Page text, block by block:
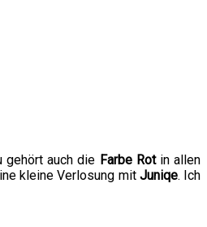
gehört auch die Farbe Rotin allen
kleine Verlosung mit Juniqe. Ich